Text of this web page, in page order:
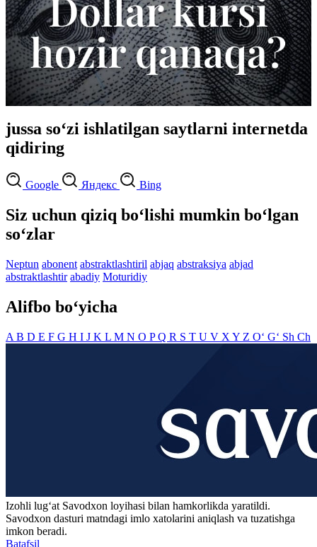
jussa so‘zi ishlatilgan saytlarni internetda
qidiring
Google Яндекс Bing
Siz uchun qiziq bo‘lishi mumkin bo‘lgan
so‘zlar
Neptun abonent abstraktlashtiril abjaq abstraksiya abjad
abstraktlashtir abadiy Moturidiy
Alifbo bo‘yicha
A B D E F G H I J K L M N O PQ R S T U V X Y Z O‘ G‘ Sh Ch
Izohli lugʻat Savodxon loyihasi bilan hamkorlikda yaratildi.
Savodxon dasturi matndagi imlo xatolarini aniqlash va tuzatishga
imkon beradi.
Batafsil